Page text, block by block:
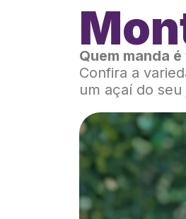
Quem manda
Confira a
um açaí do seu